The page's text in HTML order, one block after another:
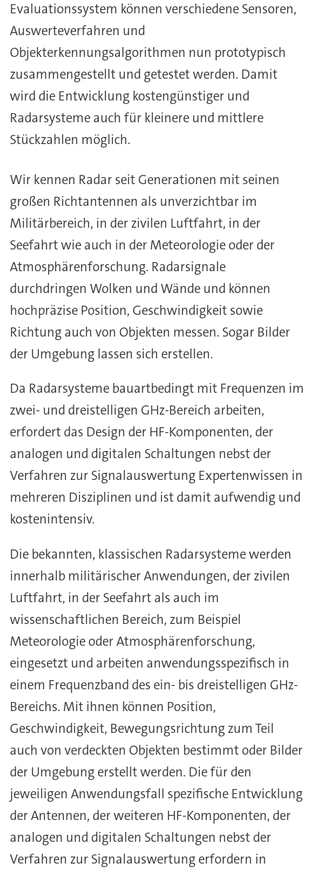
Evaluationssystem können verschiedene Sensoren,
Auswerteverfahren und
Objekterkennungsalgorithmen nun prototypisch
zusammengestellt und getestet werden. Damit
wird die Entwicklung kostengünstiger und
Radarsysteme auch für kleinere und mittlere
Stückzahlen möglich.
Wir kennen Radar seit Generationen mit seinen
großen Richtantennen als unverzichtbar im
Militärbereich, in der zivilen Luftfahrt, in der
Seefahrt wie auch in der Meteorologie oder der
Atmosphärenforschung. Radarsignale
durchdringen Wolken und Wände und können
hochpräzise Position, Geschwindigkeit sowie
Richtung auch von Objekten messen. Sogar Bilder
der Umgebung lassen sich erstellen.
Da Radarsysteme bauartbedingt mit Frequenzen im
zwei- und dreistelligen GHz-Bereich arbeiten,
erfordert das Design der HF-Komponenten, der
analogen und digitalen Schaltungen nebst der
Verfahren zur Signalauswertung Expertenwissen in
mehreren Disziplinen und ist damit aufwendig und
kostenintensiv.
Die bekannten, klassischen Radarsysteme werden
innerhalb militärischer Anwendungen, der zivilen
Luftfahrt, in der Seefahrt als auch im
wissenschaftlichen Bereich, zum Beispiel
Meteorologie oder Atmosphärenforschung,
eingesetzt und arbeiten anwendungsspezifisch in
einem Frequenzband des ein- bis dreistelligen GHz-
Bereichs. Mit ihnen können Position,
Geschwindigkeit, Bewegungsrichtung zum Teil
auch von verdeckten Objekten bestimmt oder Bilder
der Umgebung erstellt werden. Die für den
jeweiligen Anwendungsfall spezifische Entwicklung
der Antennen, der weiteren HF-Komponenten, der
analogen und digitalen Schaltungen nebst der
Verfahren zur Signalauswertung erfordern in